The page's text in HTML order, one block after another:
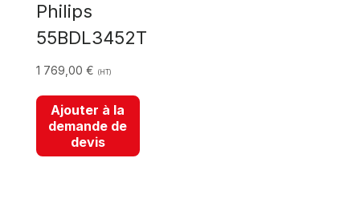
Philips
55BDL3452T
1 769,00 € (HT)
Ajouter à la
demande de
devis